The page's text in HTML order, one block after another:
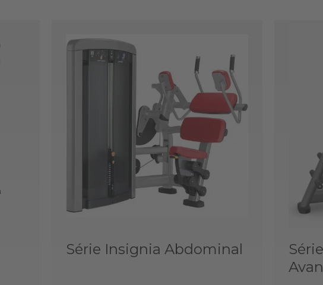
Série Insignia Abdominal